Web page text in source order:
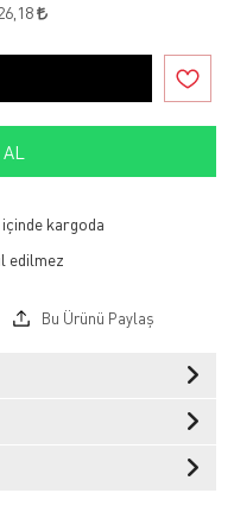
içinde kargoda
Bu Ürünü Paylaş